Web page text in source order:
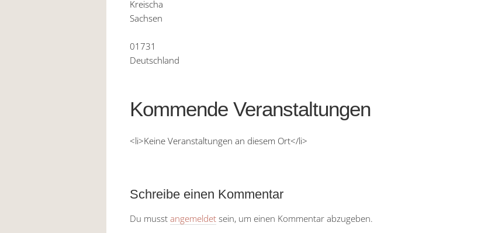
Kreischa
Sachsen
01731
Deutschland
Kommende Veranstaltungen
<li>Keine Veranstaltungen an diesem Ort</li>
Schreibe einen Kommentar
Du musst angemeldet sein, um einen Kommentar abzugeben.